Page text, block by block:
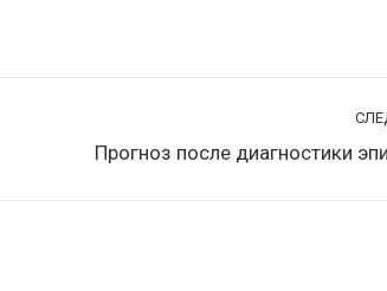
Следующая
Прогноз после диагностики